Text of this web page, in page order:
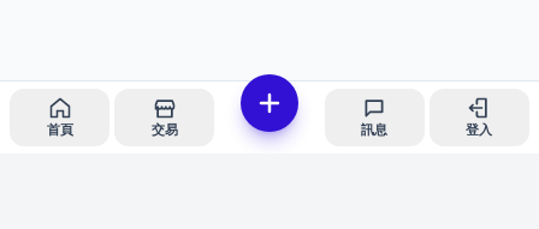
首頁 交易 訊息 登入